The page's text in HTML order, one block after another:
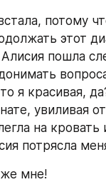
потому
этот
пошла
я красивая,
увиливая
на кровать
потрясла
мне!